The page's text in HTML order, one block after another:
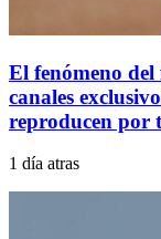
El fenómeno
canales
reproducen por
1 día atras